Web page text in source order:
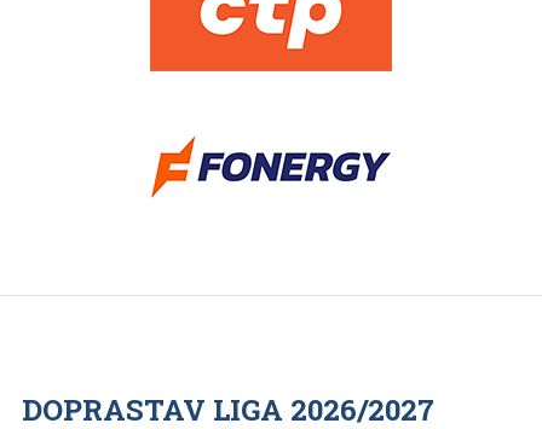
DOPRASTAV LIGA 2026/2027